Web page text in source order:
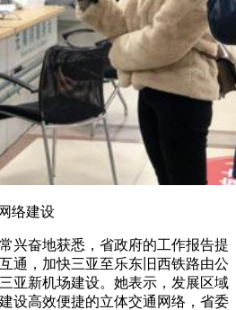
络建设
兴奋地获悉，省政府的工作报告提
通，加快三亚至乐东旧西铁路由公
亚新机场建设。她表示，发展区域
设高效便捷的立体交通网络，省委